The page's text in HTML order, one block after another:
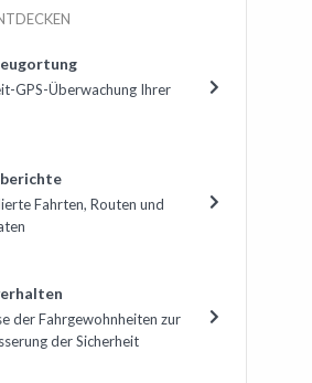
GPS-Überwachung Ihrer
Fahrten, Routen und
der Fahrgewohnheiten zur
der Sicherheit